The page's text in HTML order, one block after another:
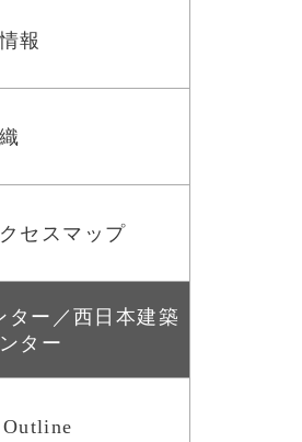
報
セスマップ
ター／西日本建築
ター